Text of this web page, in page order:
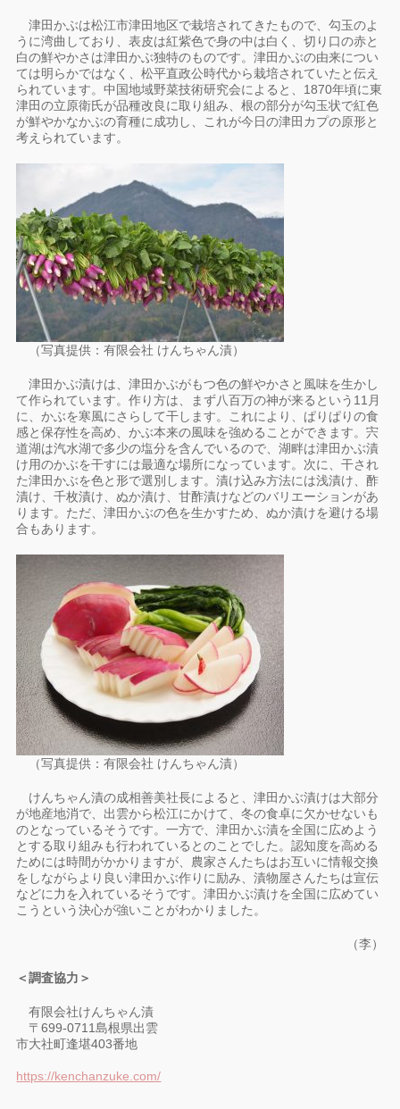
津田かぶは松江市津田地区で栽培されてきたもので、勾玉のよ
うに湾曲しており、表皮は紅紫色で身の中は白く、切り口の赤と
白の鮮やかさは津田かぶ独特のものです。津田かぶの由来につい
ては明らかではなく、松平直政公時代から栽培されていたと伝え
られています。中国地域野菜技術研究会によると、1870年頃に東
津田の立原衛氏が品種改良に取り組み、根の部分が勾玉状で紅色
が鮮やかなかぶの育種に成功し、これが今日の津田カプの原形と
考えられています。
（写真提供：有限会社 けんちゃん漬）
津田かぶ漬けは、津田かぶがもつ色の鮮やかさと風味を生かし
て作られています。作り方は、まず八百万の神が来るという11月
に、かぶを寒風にさらして干します。これにより、ぱりぱりの食
感と保存性を高め、かぶ本来の風味を強めることができます。宍
道湖は汽水湖で多少の塩分を含んでいるので、湖畔は津田かぶ漬
け用のかぶを干すには最適な場所になっています。次に、干され
た津田かぶを色と形で選別します。漬け込み方法には浅漬け、酢
漬け、千枚漬け、ぬか漬け、甘酢漬けなどのバリエーションがあ
ります。ただ、津田かぶの色を生かすため、ぬか漬けを避ける場
合もあります。
（写真提供：有限会社 けんちゃん漬）
けんちゃん漬の成相善美社長によると、津田かぶ漬けは大部分
が地産地消で、出雲から松江にかけて、冬の食卓に欠かせないも
のとなっているそうです。一方で、津田かぶ漬を全国に広めよう
とする取り組みも行われているとのことでした。認知度を高める
ためには時間がかかりますが、農家さんたちはお互いに情報交換
をしながらより良い津田かぶ作りに励み、漬物屋さんたちは宣伝
などに力を入れているそうです。津田かぶ漬けを全国に広めてい
こうという決心が強いことがわかりました。
（李）
＜調査協力＞
有限会社けんちゃん漬
〒699-0711島根県出雲
市大社町逢堪403番地
https://kenchanzuke.com/